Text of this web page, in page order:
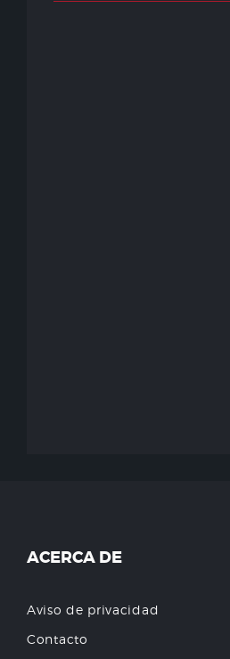
ACERCA DE
Aviso de privacidad
Contacto